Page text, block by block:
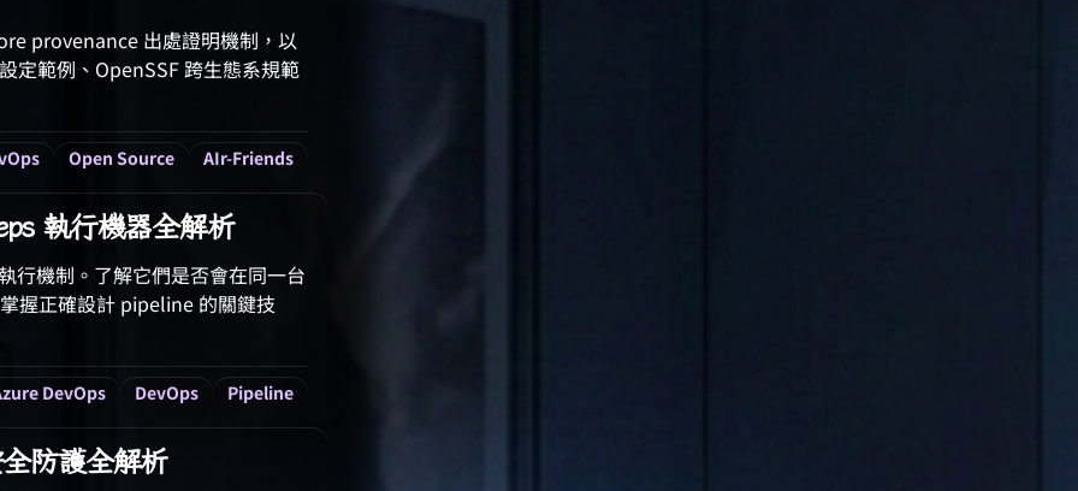
provenance 出處證明機制，以
定範例、OpenSSF 跨生態系規範
Open Source AIr-Friends
執行機器全解析
行機制。了解它們是否會在同一台
握正確設計 pipeline 的關鍵技
DevOps DevOps Pipeline
防護全解析